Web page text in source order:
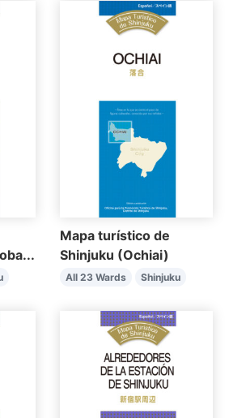
Mapa turístico de
Shinjuku (Ochiai)
All 23 Wards Shinjuku